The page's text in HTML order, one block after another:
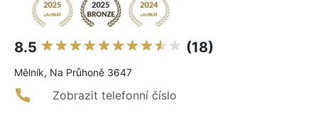
8.5 (18)
Mělník, Na Průhoně 3647
Zobrazit telefonní číslo